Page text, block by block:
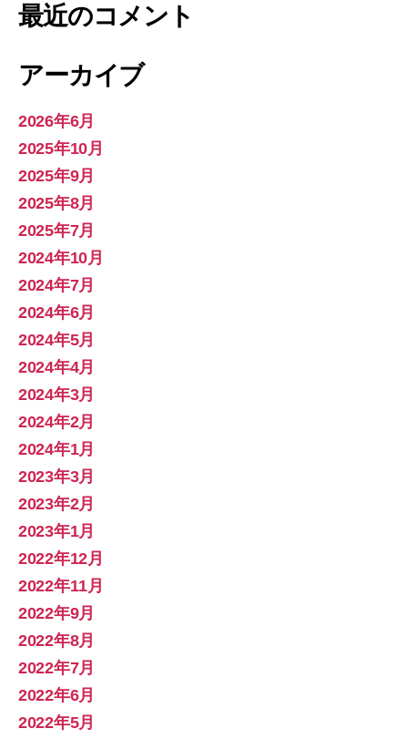
最近のコメント
アーカイブ
2026年6月
2025年10月
2025年9月
2025年8月
2025年7月
2024年10月
2024年7月
2024年6月
2024年5月
2024年4月
2024年3月
2024年2月
2024年1月
2023年3月
2023年2月
2023年1月
2022年12月
2022年11月
2022年9月
2022年8月
2022年7月
2022年6月
2022年5月